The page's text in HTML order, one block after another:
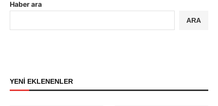
Haber ara
ARA
YENİ EKLENENLER